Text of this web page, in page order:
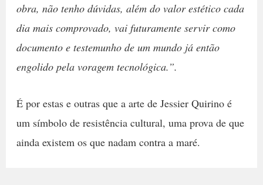
obra, não tenho dúvidas, além do valor estético cada
dia mais comprovado, vai futuramente servir como
documento e testemunho de um mundo já então
engolido pela voragem tecnológica.”.
É por estas e outras que a arte de Jessier Quirino é
um símbolo de resistência cultural, uma prova de que
ainda existem os que nadam contra a maré.